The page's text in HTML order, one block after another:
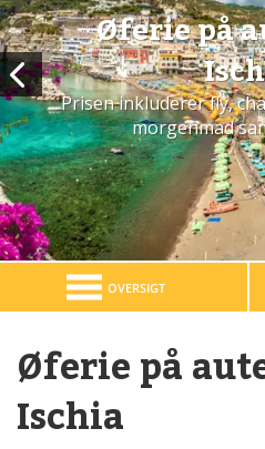
Øferie på
Prisen inkluderer fly,
morgenmad
OVERSIGT
Øferie på
Ischia